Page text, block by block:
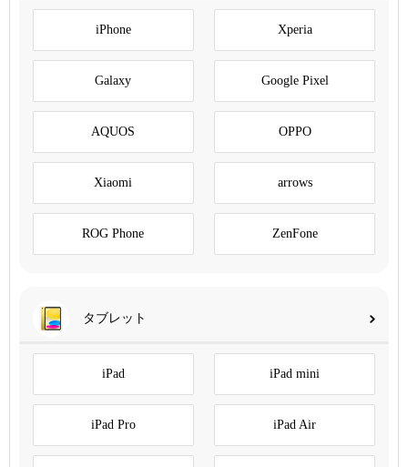
iPhone Xperia
Galaxy Google Pixel
AQUOS OPPO
Xiaomi arrows
ROG Phone ZenFone
タブレット
iPad iPad mini
iPad Pro iPad Air